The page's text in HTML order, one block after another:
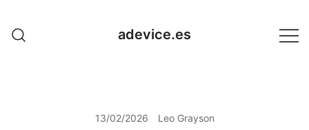
content
adevice.es
13/02/2026 Leo Grayson